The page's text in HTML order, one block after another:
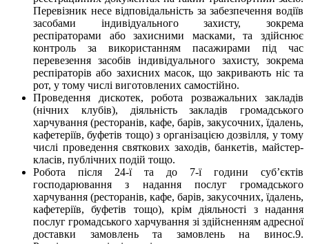
Перевізник несе відповідальність за забезпечення водіїв
засобами індивідуального захисту, зокрема
респіраторами або захисними масками, та здійснює
контроль за використанням пасажирами під час
перевезення засобів індивідуального захисту, зокрема
респіраторів або захисних масок, що закривають ніс та
рот, у тому числі виготовлених самостійно.
Проведення дискотек, робота розважальних закладів
(нічних клубів), діяльність закладів громадського
харчування (ресторанів, кафе, барів, закусочних, їдалень,
кафетеріїв, буфетів тощо) з організацією дозвілля, у тому
числі проведення святкових заходів, банкетів, майстер-
класів, публічних подій тощо.
Робота після 24-ї та до 7-ї години суб’єктів
господарювання з надання послуг громадського
харчування (ресторанів, кафе, барів, закусочних, їдалень,
кафетеріїв, буфетів тощо), крім діяльності з надання
послуг громадського харчування зі здійсненням адресної
доставки замовлень та замовлень на винос.9.